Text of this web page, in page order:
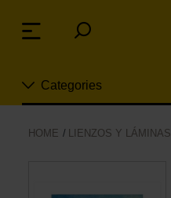
links
Jump
content
Categories
Nuevo
HOME LIENZOS Y LÁMINAS
Menu